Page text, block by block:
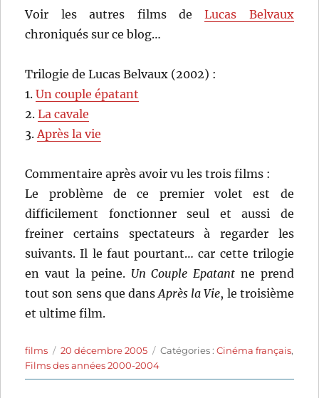
Voir les autres films deLucas Belvaux
chroniqués sur ce blog…
Trilogie de Lucas Belvaux (2002) :
1.Un couple épatant
2.La cavale
3.Après la vie
Commentaire après avoir vu les trois films :
Le problème de ce premier volet est de
difficilement fonctionner seul et aussi de
freiner certains spectateurs à regarder les
suivants. Il le faut pourtant… car cette trilogie
en vaut la peine. Un Couple Epatant ne prend
tout son sens que dansAprès la Vie, le troisième
et ultime film.
Auteur
films
Publié
le
20 décembre 2005 Catégories
Catégories :Cinéma français,
Films des années 2000-2004